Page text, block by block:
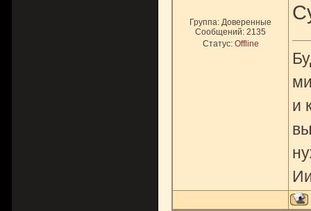
Группа: Доверенные
Сообщений: 2135
Статус: Offline
и